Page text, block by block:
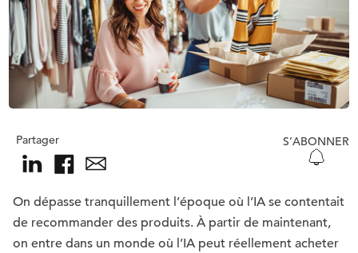
Partager S’ABONNER
On dépasse tranquillement l’époque où l’IA se contentait
de recommander des produits. À partir de maintenant,
on entre dans un monde où l’IA peut réellement acheter